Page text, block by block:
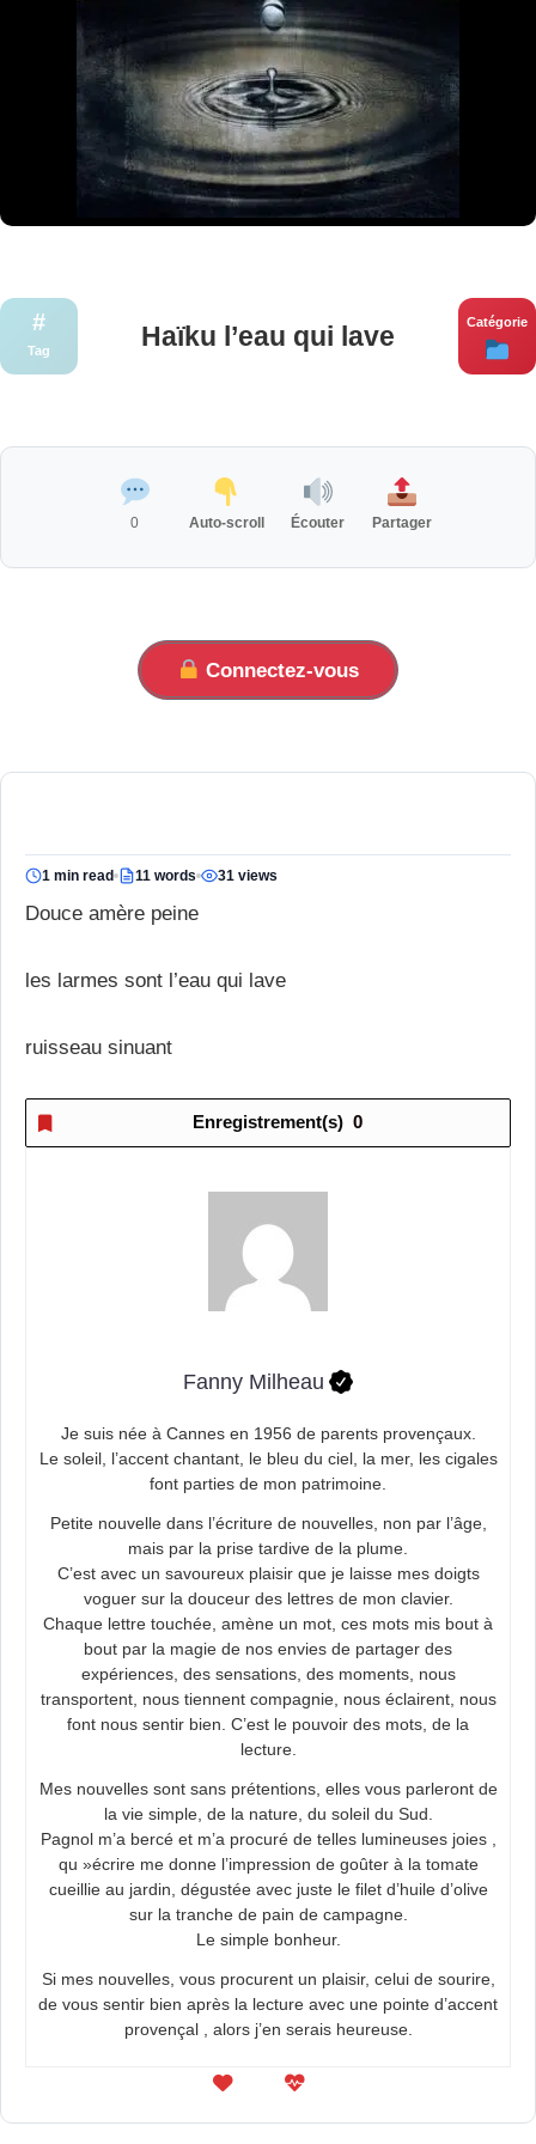
#
Tag Haïku l’eau qui lave Catégorie
0 Auto-scroll Écouter Partager
Connectez-vous
1 min read 11 words 31 views
Douce amère peine
les larmes sont l’eau qui lave
ruisseau sinuant
Enregistrement(s) 0
Fanny Milheau
Je suis née à Cannes en 1956 de parents provençaux.
Le soleil, l’accent chantant, le bleu du ciel, la mer, les cigales
font parties de mon patrimoine.
Petite nouvelle dans l’écriture de nouvelles, non par l’âge,
mais par la prise tardive de la plume.
C’est avec un savoureux plaisir que je laisse mes doigts
voguer sur la douceur des lettres de mon clavier.
Chaque lettre touchée, amène un mot, ces mots mis bout à
bout par la magie de nos envies de partager des
expériences, des sensations, des moments, nous
transportent, nous tiennent compagnie, nous éclairent, nous
font nous sentir bien. C’est le pouvoir des mots, de la
lecture.
Mes nouvelles sont sans prétentions, elles vous parleront de
la vie simple, de la nature, du soleil du Sud.
Pagnol m’a bercé et m’a procuré de telles lumineuses joies ,
qu »écrire me donne l’impression de goûter à la tomate
cueillie au jardin, dégustée avec juste le filet d’huile d’olive
sur la tranche de pain de campagne.
Le simple bonheur.
Si mes nouvelles, vous procurent un plaisir, celui de sourire,
de vous sentir bien après la lecture avec une pointe d’accent
provençal , alors j’en serais heureuse.